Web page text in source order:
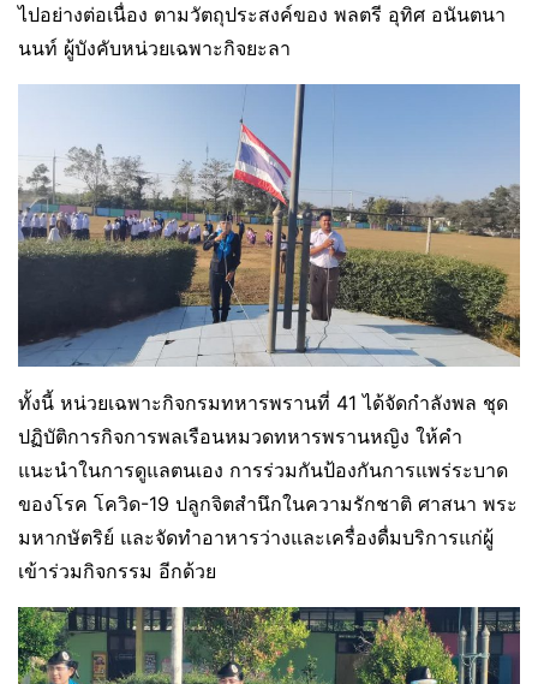
ไปอย่างต่อเนื่อง ตามวัตถุประสงค์ของ พลตรี อุทิศ อนันตนา
นนท์ ผู้บังคับหน่วยเฉพาะกิจยะลา
ทั้งนี้ หน่วยเฉพาะกิจกรมทหารพรานที่ 41 ได้จัดกำลังพล ชุด
ปฏิบัติการกิจการพลเรือนหมวดทหารพรานหญิง ให้คำ
แนะนำในการดูแลตนเอง การร่วมกันป้องกันการแพร่ระบาด
ของโรค โควิด-19 ปลูกจิตสำนึกในความรักชาติ ศาสนา พระ
มหากษัตริย์ และจัดทำอาหารว่างและเครื่องดื่มบริการแก่ผู้
เข้าร่วมกิจกรรม อีกด้วย